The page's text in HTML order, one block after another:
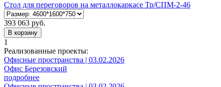
Стол для переговоров на металлокаркасе Тр/СПМ-2-46
393 063 руб.
В корзину
1
Реализованные проекты:
Офисные пространства | 03.02.2026
Офис Березовский
подробнее